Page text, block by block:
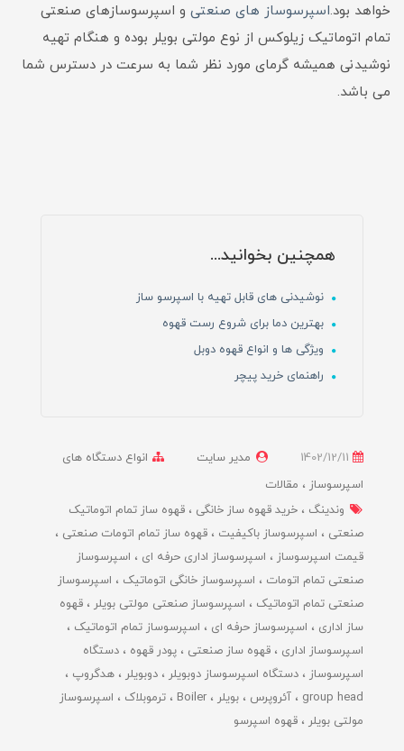
خواهد بود.اسپرسوساز های صنعتی و اسپرسوسازهای صنعتی
تمام اتوماتیک زیلوکس از نوع مولتی بویلر بوده و هنگام تهیه
نوشیدنی همیشه گرمای مورد نظر شما به سرعت در دسترس شما
می باشد.
همچنین بخوانید...
نوشیدنی های قابل تهیه با اسپرسو ساز
بهترین دما برای شروع رست قهوه
ویژگی ها و انواع قهوه دوبل
راهنمای خرید پیچر
مدیر سایت
انواع دستگاه های
اسپرسوساز
مقالات
وندینگ
خرید قهوه ساز خانگی
قهوه ساز تمام اتوماتیک
صنعتی
اسپرسوساز باکیفیت
قهوه ساز تمام اتومات صنعتی
قیمت اسپرسوساز
اسپرسوساز اداری حرفه ای
اسپرسوساز
صنعتی تمام اتومات
اسپرسوساز خانگی اتوماتیک
اسپرسوساز
صنعتی تمام اتوماتیک
اسپرسوساز صنعتی مولتی بویلر
قهوه
ساز اداری
اسپرسوساز حرفه ای
اسپرسوساز تمام اتوماتیک
اسپرسوساز اداری
قهوه ساز صنعتی پودر قهوه
دستگاه
اسپرسوساز
دستگاه اسپرسوساز دوبویلر دوبویلر
هدگروپ
group head
آئروپرس بویلر Boiler ترموبلاک
اسپرسوساز
مولتی بویلر
قهوه اسپرسو